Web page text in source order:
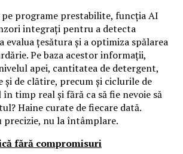
pe programe prestabilite, funcția AI
integrați pentru a detecta
evalua țesătura și a optimiza spălarea
Pe baza acestor informații,
apei, cantitatea de detergent,
de clătire, precum și ciclurile de
timp real și fără ca să fie nevoie să
Haine curate de fiecare dată.
precizie, nu la întâmplare.
fără compromisuri